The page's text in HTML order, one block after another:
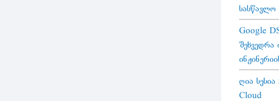
სასწავლო
Google
შეხვედრა
ღია
Cloud